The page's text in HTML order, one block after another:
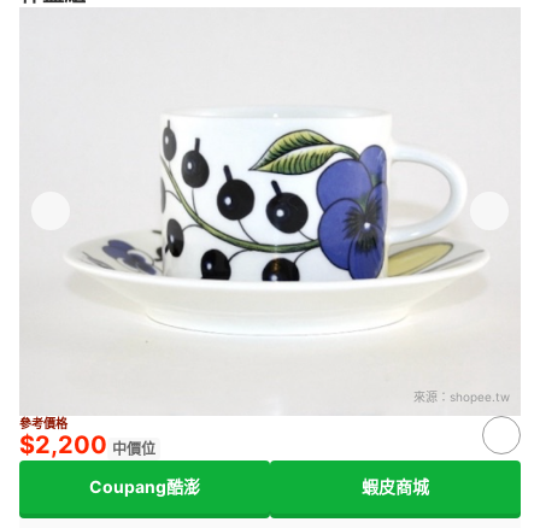
來源： shopee.tw
參考價格
$2,200 中價位
Coupang酷澎 蝦皮商城